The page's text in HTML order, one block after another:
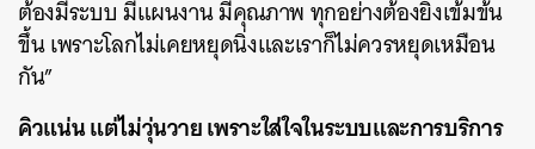
ต้องมีระบบ มีแผนงาน มีคุณภาพ ทุกอย่างต้องยิ่งเข้มข้น
ขึ้น เพราะโลกไม่เคยหยุดนิ่งและเราก็ไม่ควรหยุดเหมือน
กัน”
คิวแน่น แต่ไม่วุ่นวาย เพราะใส่ใจในระบบและการบริการ